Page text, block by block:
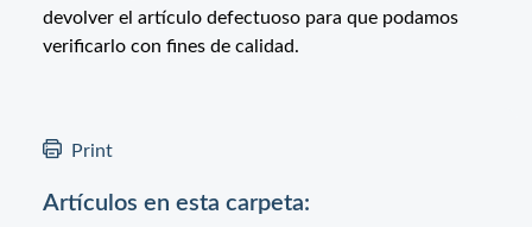
devolver el artículo defectuoso para que podamos
verificarlo con fines de calidad.
Print
Artículos en esta carpeta: